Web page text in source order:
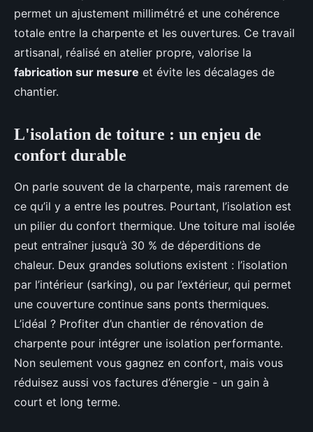
permet un ajustement millimétré et une cohérence
totale entre la charpente et les ouvertures. Ce travail
artisanal, réalisé en atelier propre, valorise la
fabrication sur mesure et évite les décalages de
chantier.
L'isolation de toiture : un enjeu de
confort durable
On parle souvent de la charpente, mais rarement de
ce qu’il y a entre les poutres. Pourtant, l’isolation est
un pilier du confort thermique. Une toiture mal isolée
peut entraîner jusqu’à 30 % de déperditions de
chaleur. Deux grandes solutions existent : l’isolation
par l’intérieur (sarking), ou par l’extérieur, qui permet
une couverture continue sans ponts thermiques.
L’idéal ? Profiter d’un chantier de rénovation de
charpente pour intégrer une isolation performante.
Non seulement vous gagnez en confort, mais vous
réduisez aussi vos factures d’énergie - un gain à
court et long terme.